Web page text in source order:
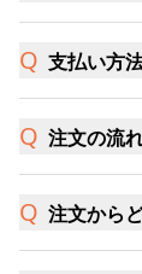
支払い方
注文の流
注文から